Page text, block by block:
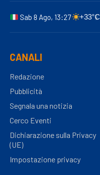
Sab 8 Ago, 13:27 +33°C
CANALI
Redazione
Pubblicità
Segnala una notizia
Cerco Eventi
Dichiarazione sulla Privacy
(UE)
Impostazione privacy